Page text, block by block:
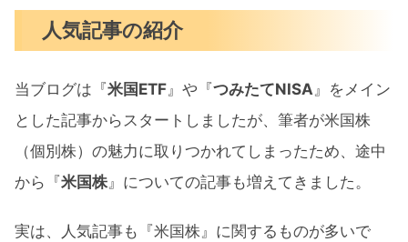
人気記事の紹介
当ブログは『米国ETF 』や『つみたてNISA 』をメイン
とした記事からスタートしましたが、筆者が米国株
（個別株）の魅力に取りつかれてしまったため、途中
から『米国株 』についての記事も増えてきました。
実は、人気記事も『米国株』に関するものが多いで